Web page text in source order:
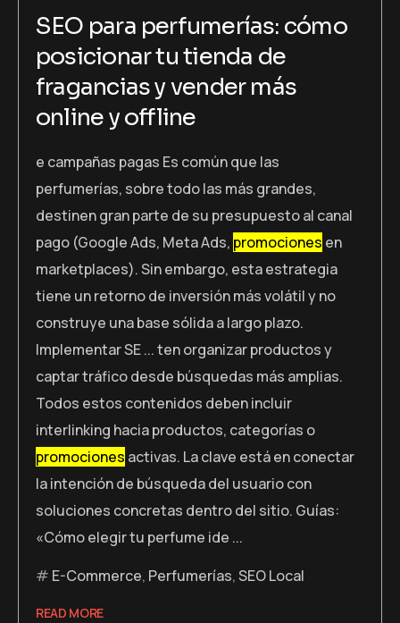
SEO para perfumerías: cómo
posicionar tu tienda de
fragancias y vender más
online y offline
e campañas pagas Es común que las
perfumerías, sobre todo las más grandes,
destinen gran parte de su presupuesto al canal
pago (Google Ads, Meta Ads, promociones en
marketplaces). Sin embargo, esta estrategia
tiene un retorno de inversión más volátil y no
construye una base sólida a largo plazo.
Implementar SE ... ten organizar productos y
captar tráfico desde búsquedas más amplias.
Todos estos contenidos deben incluir
interlinking hacia productos, categorías o
promociones activas. La clave está en conectar
la intención de búsqueda del usuario con
soluciones concretas dentro del sitio. Guías:
«Cómo elegir tu perfume ide ...
E-Commerce, Perfumerías,SEO Local
READ MORE